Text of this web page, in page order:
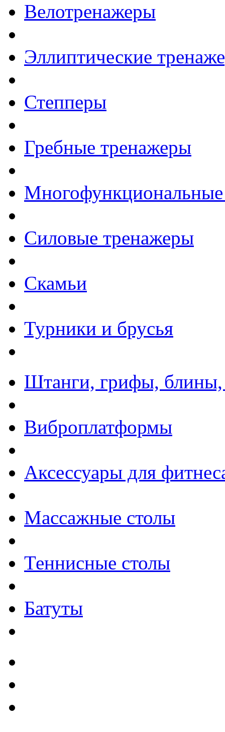
Велотренажеры
Эллиптические
Степперы
Гребные тренажеры
Силовые тренажеры
Скамьи
Турники и брусья
Штанги, грифы, блины,
Виброплатформы
Аксессуары для
Массажные столы
Теннисные столы
Батуты